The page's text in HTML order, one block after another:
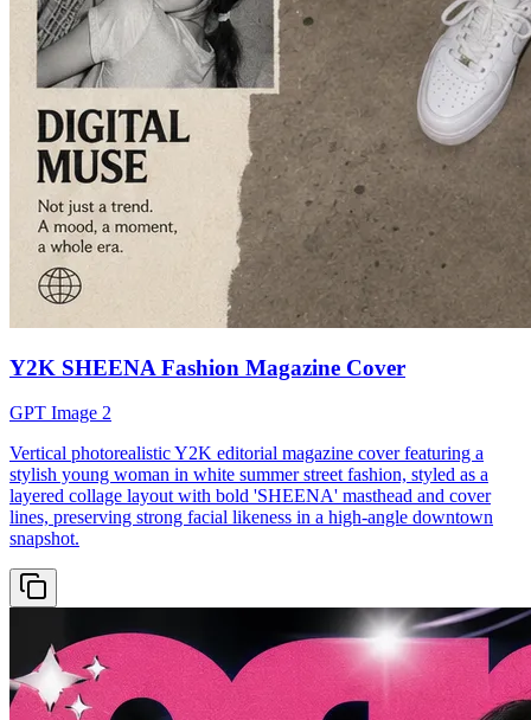
Y2K SHEENA Fashion Magazine Cover
GPT Image 2
Vertical photorealistic Y2K editorial magazine cover featuring a
stylish young woman in white summer street fashion, styled as a
layered collage layout with bold 'SHEENA' masthead and cover
lines, preserving strong facial likeness in a high-angle downtown
snapshot.